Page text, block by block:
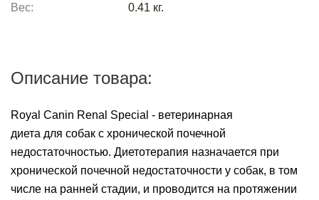
Вес:
0.41 кг.
Описание товара:
Royal Canin Renal Special - ветеринарная
диета для собак с хронической почечной
недостаточностью. Диетотерапия назначается при
хронической почечной недостаточности у собак, в том
числе на ранней стадии, и проводится на протяжении